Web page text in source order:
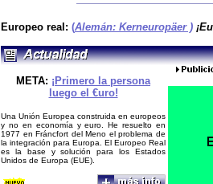
Europeo real: (Alemán: Kerneuropäer )
META: ¡Primero la persona
luego el €uro!
Una Unión Europea construida en europeos
y no en economía y euro. He resuelto en
1977 en Fráncfort del Meno el problema de
la integración para Europa. El Europeo Real
es la base y solución para los Estados
Unidos de Europa (EUE).